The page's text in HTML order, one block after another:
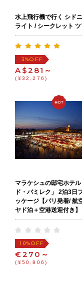
水上飛行機で行く シド
ライト / シークレット
3%OFF
A$281～
(¥32,276)
マラケシュの邸宅ホテ
ド・バミレク」 2泊3日
ッケージ【パリ発着/ 航
ヤド泊＋空港送迎付き】
10%OFF
€270～
(¥50,806)